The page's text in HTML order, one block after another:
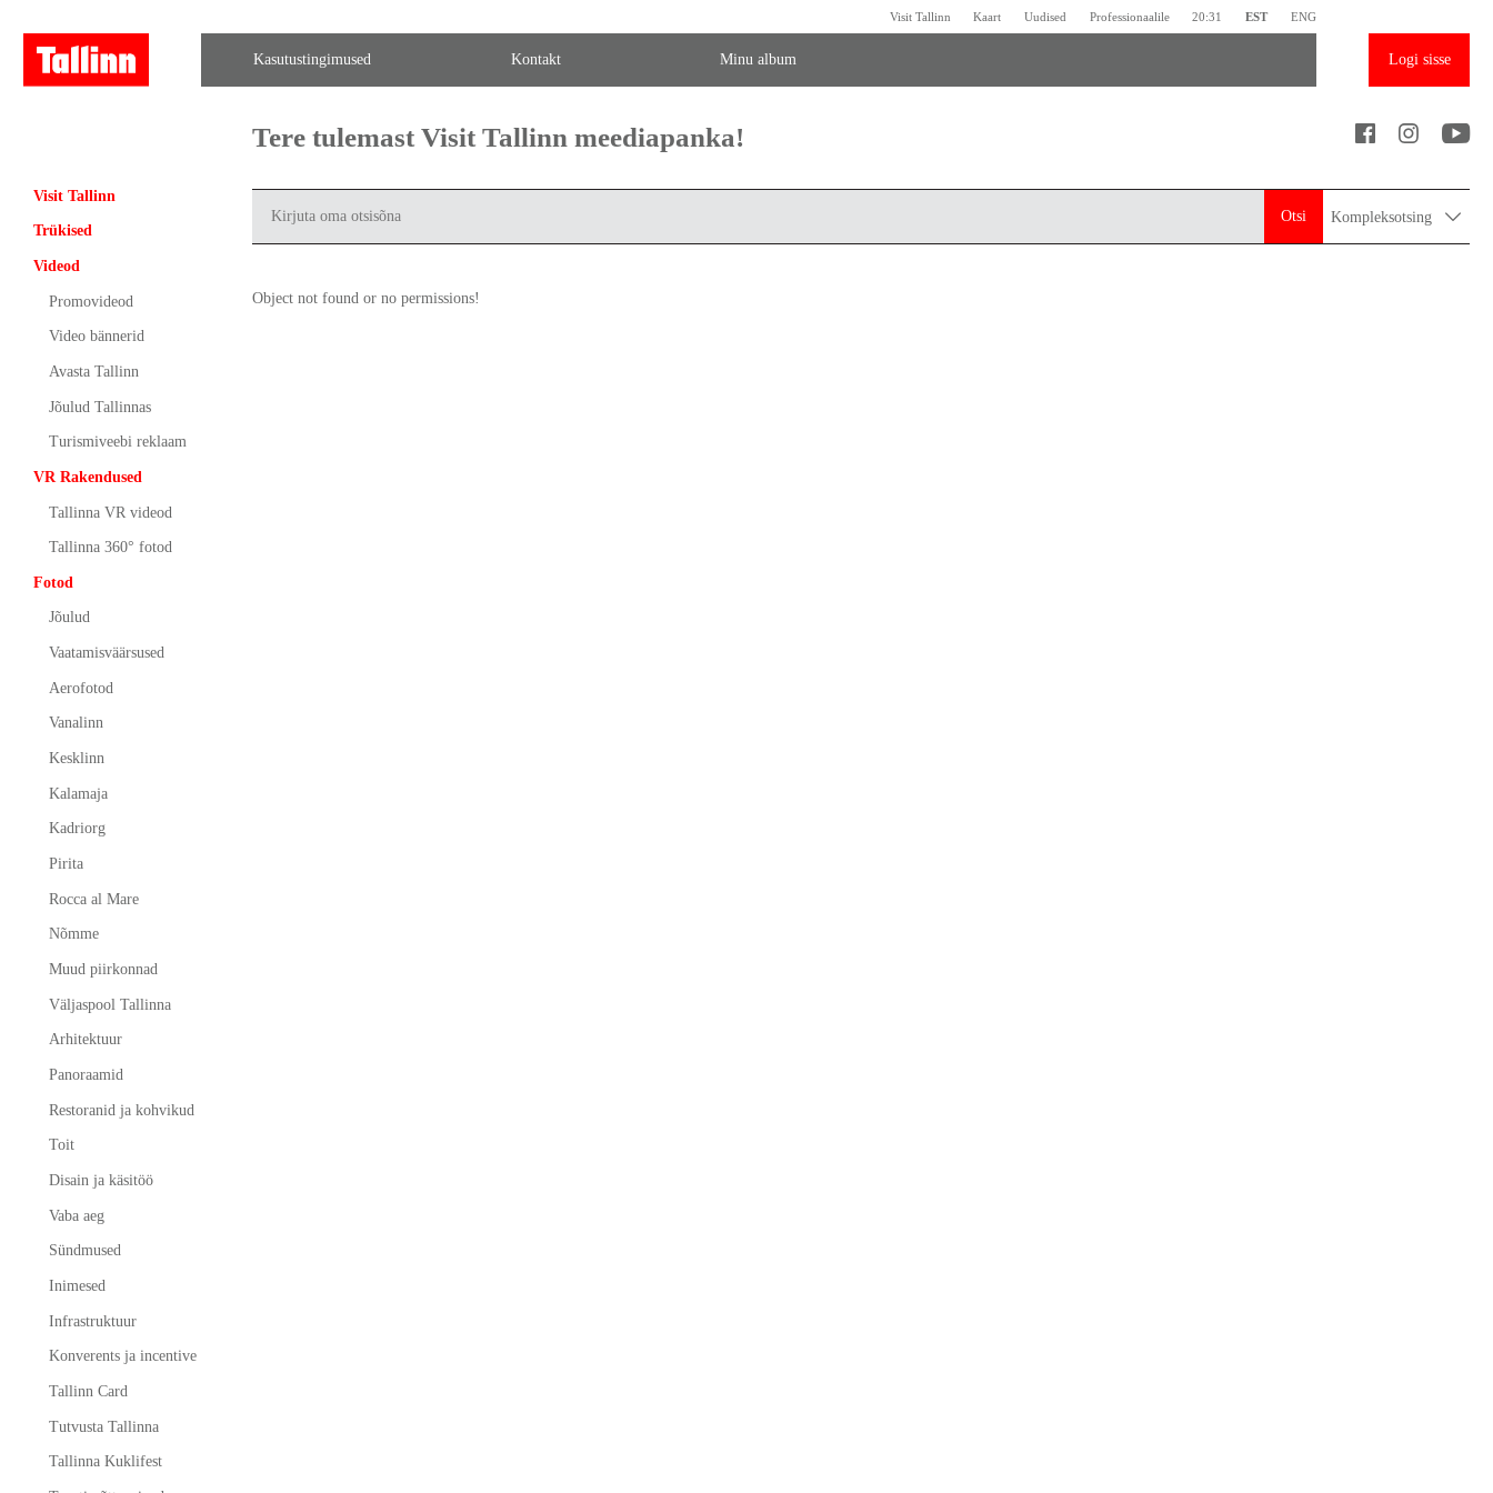
Visit Tallinn Kaart Uudised Professionaalile 20:31 EST ENG
Kasutustingimused Kontakt Minu album Logi sisse
Visit Tallinn
Trükised
Videod
Promovideod
Video bännerid
Avasta Tallinn
Jõulud Tallinnas
Turismiveebi reklaam
VR Rakendused
Tallinna VR videod
Tallinna 360° fotod
Fotod
Jõulud
Vaatamisväärsused
Aerofotod
Vanalinn
Kesklinn
Kalamaja
Kadriorg
Pirita
Rocca al Mare
Nõmme
Muud piirkonnad
Väljaspool Tallinna
Arhitektuur
Panoraamid
Restoranid ja kohvikud
Toit
Disain ja käsitöö
Vaba aeg
Sündmused
Inimesed
Infrastruktuur
Konverents ja incentive
Tallinn Card
Tutvusta Tallinna
Tallinna Kuklifest
Tere tulemast Visit Tallinn meediapanka!
Otsi Kompleksotsing
Object not found or no permissions!